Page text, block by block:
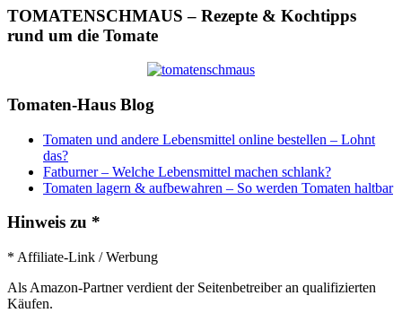
TOMATENSCHMAUS – Rezepte & Kochtipps
rund um die Tomate
Tomaten-Haus Blog
Tomaten und andere Lebensmittel online bestellen – Lohnt
das?
Fatburner – Welche Lebensmittel machen schlank?
Tomaten lagern & aufbewahren – So werden Tomaten haltbar
Hinweis zu *
* Affiliate-Link / Werbung
Als Amazon-Partner verdient der Seitenbetreiber an qualifizierten
Käufen.